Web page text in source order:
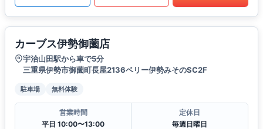
カーブス伊勢御薗店
宇治山田駅から車で5分
三重県伊勢市御薗町長屋2136ベリー伊勢みそのSC2F
駐車場 無料体験
営業時間
平日 10:00〜13:00
定休日
毎週日曜日